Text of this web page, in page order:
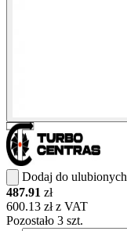
Dodaj do ulubionych
487.91 zł
600.13 zł z VAT
Pozostało 3 szt.